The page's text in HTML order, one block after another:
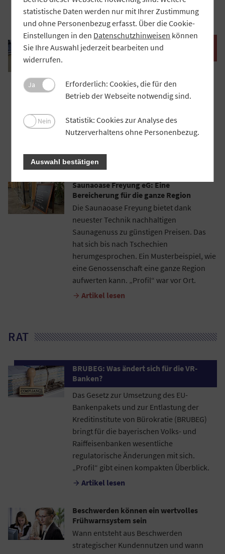
Artikel lesen
Hammerner Dorfkneipe: 180 Genossen
tragen ein Wirtshaus
Wölsauerhammer haben die Bürger ihr
Wirtshaus gerettet und betreiben es nun
Beispiel zeigt: Gesellschaftliches
Engagement lohnt sich, wenn alle an
Artikel lesen
Saunaoase Freyung eG: Eine
Bereicherung für die ganze Region
Die Saunaoase Freyung bietet dank
neuester Technik nachhaltigen
Saunagenuss zu günstigen Preisen. Das
hat sich bis nach Tschechien
herumgesprochen. Ein Musterbeispiel, wie
eine Genossenschaft eine ganze Region
aufwerten kann. „Profil“ war vor Ort.
 Artikel lesen
RAT
BRUBEG: Was ändert sich für die VR-
Banken?
Das Gesetz zur Umsetzung des EU-
Bankenpakets und zur Entlastung der
Kreditinstitute von Bürokratie (BRUBEG)
bringt für die bayerischen Volks- und
Raiffeisenbanken wesentliche
regulatorische Änderungen mit sich.
„Profil“ gibt einen kompakten Überblick.
 Artikel lesen
Beschwerden können ein wertvolles
Frühwarnsystem sein
Wann entsteht aus Beschwerden
strategischer Kundennutzen und wann
statistische Daten werden nur mit Ihrer Zustimmung
und ohne Personenbezug erfasst. Über die Cookie-
Einstellungen in den Datenschutzhinweisen können
Sie Ihre Auswahl jederzeit bearbeiten und
widerrufen.
Ja
Erforderlich: Cookies, die für den
Betrieb der Webseite notwendig sind.
Nein
Statistik: Cookies zur Analyse des
Nutzerverhaltens ohne Personenbezug.
Auswahl bestätigen